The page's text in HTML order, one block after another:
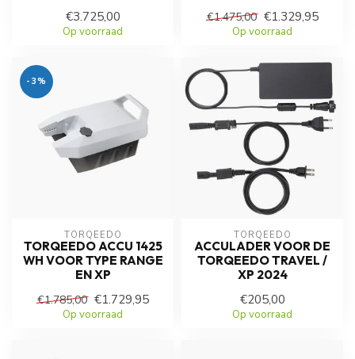
€3.725,00
Op voorraad
€1.475,00 €1.329,95
Op voorraad
-3%
TORQEEDO
TORQEEDO ACCU 1425
WH VOOR TYPE RANGE
EN XP
€1.785,00 €1.729,95
Op voorraad
TORQEEDO
ACCULADER VOOR DE
TORQEEDO TRAVEL /
XP 2024
€205,00
Op voorraad